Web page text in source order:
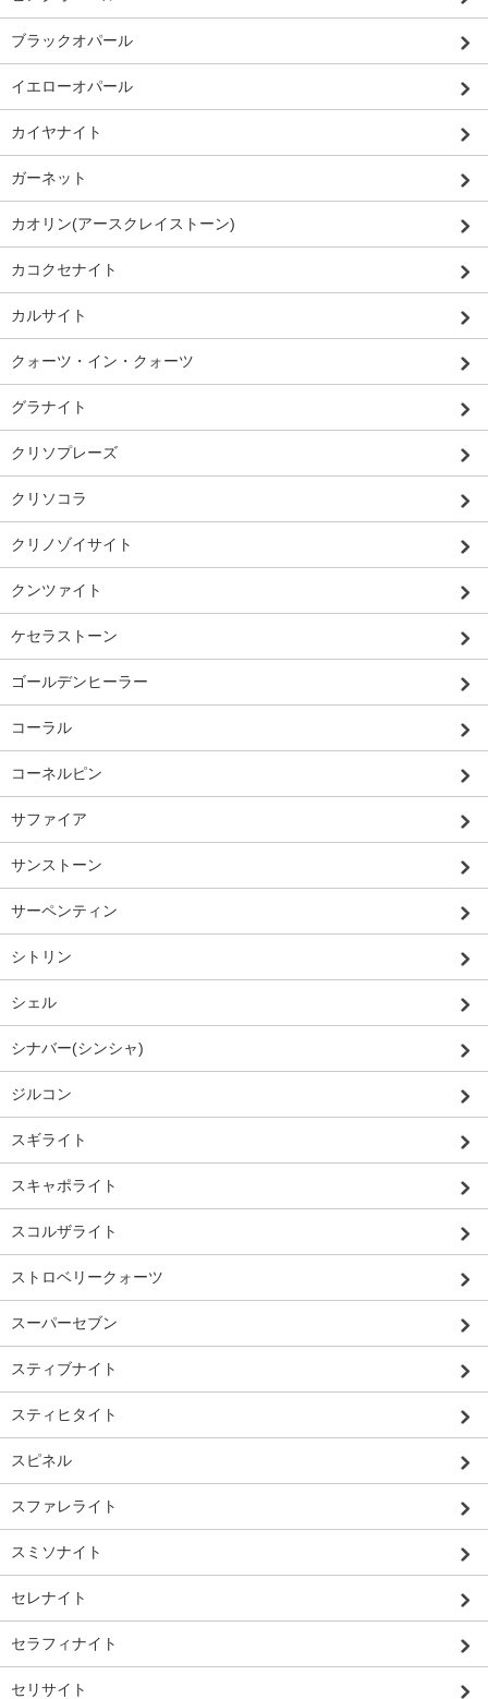
ブラックオパール
イエローオパール
カイヤナイト
ガーネット
カオリン(アースクレイストーン)
カコクセナイト
カルサイト
クォーツ・イン・クォーツ
グラナイト
クリソプレーズ
クリソコラ
クリノゾイサイト
クンツァイト
ケセラストーン
ゴールデンヒーラー
コーラル
コーネルピン
サファイア
サンストーン
サーペンティン
シトリン
シェル
シナバー(シンシャ)
ジルコン
スギライト
スキャポライト
スコルザライト
ストロベリークォーツ
スーパーセブン
スティブナイト
スティヒタイト
スピネル
スファレライト
スミソナイト
セレナイト
セラフィナイト
セリサイト